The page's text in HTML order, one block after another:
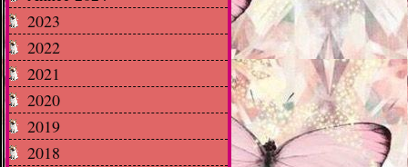
2023
2022
2021
2020
2019
2018